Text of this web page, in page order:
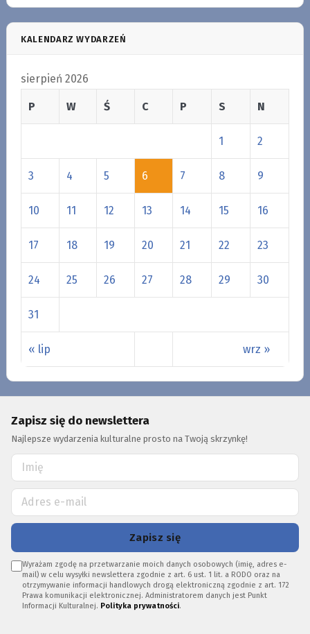
KALENDARZ WYDARZEŃ
sierpień 2026
P W Ś C P S N
« lip wrz »
1 2
3 4 5 6 7 8 9
10 11 12 13 14 15 16
17 18 19 20 21 22 23
24 25 26 27 28 29 30
31
Zapisz się do newslettera
Najlepsze wydarzenia kulturalne prosto na Twoją skrzynkę!
Zapisz się
Wyrażam zgodę na przetwarzanie moich danych osobowych (imię, adres e-
mail) w celu wysyłki newslettera zgodnie z art. 6 ust. 1 lit. a RODO oraz na
otrzymywanie informacji handlowych drogą elektroniczną zgodnie z art. 172
Prawa komunikacji elektronicznej. Administratorem danych jest Punkt
Informacji Kulturalnej. Polityka prywatności.